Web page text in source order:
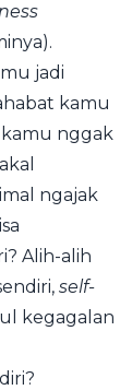
jadi
kamu
kamu nggak
ngajak
Alih-alih
self-
kegagalan